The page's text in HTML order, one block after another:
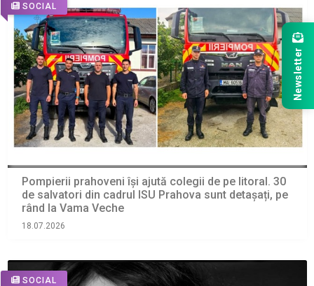
SOCIAL
Pompierii prahoveni își ajută colegii de pe litoral. 30
de salvatori din cadrul ISU Prahova sunt detașați, pe
rând la Vama Veche
18.07.2026
SOCIAL
Newsletter